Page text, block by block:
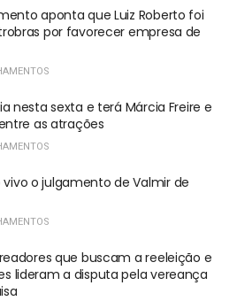
aponta que Luiz Roberto foi
por favorecer empresa de
nesta sexta e terá Márcia Freire e
as atrações
o julgamento de Valmir de
que buscam a reeleição e
lideram a disputa pela vereança